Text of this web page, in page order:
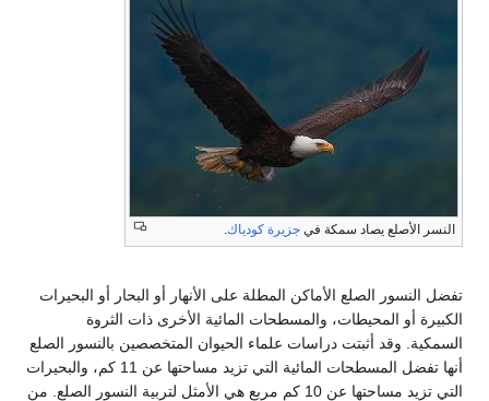
النسر الأصلع يصاد سمكة فيجزيرة كودياك.
تفضل النسور الصلع الأماكن المطلة على الأنهار أو البحار أو البحيرات
الكبيرة أو المحيطات، والمسطحات المائية الأخرى ذات الثروة
السمكية. وقد أثبتت دراسات علماء الحيوان المتخصصين بالنسور الصلع
أنها تفضل المسطحات المائية التي تزيد مساحتها عن 11 كم، والبحيرات
التي تزيد مساحتها عن 10 كم مربع هي الأمثل لتربية النسور الصلع. من